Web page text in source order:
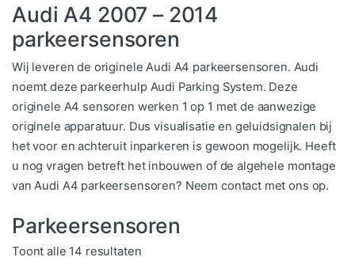
Audi A4 2007 – 2014
parkeersensoren
Wij leveren de originele Audi A4 parkeersensoren. Audi
noemt deze parkeerhulp Audi Parking System. Deze
originele A4 sensoren werken 1 op 1 met de aanwezige
originele apparatuur. Dus visualisatie en geluidsignalen bij
het voor en achteruit inparkeren is gewoon mogelijk. Heeft
u nog vragen betreft het inbouwen of de algehele montage
van Audi A4 parkeersensoren? Neem contact met ons op.
Parkeersensoren
Toont alle 14 resultatenGesorteerd op populariteit